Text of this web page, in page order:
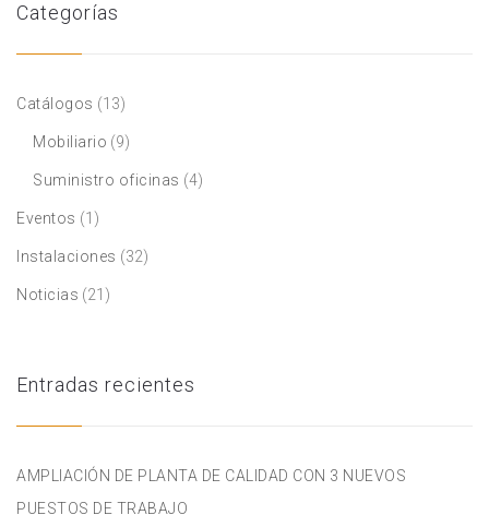
Categorías
Catálogos (13)
Mobiliario (9)
Suministro oficinas (4)
Eventos (1)
Instalaciones (32)
Noticias (21)
Entradas recientes
AMPLIACIÓN DE PLANTA DE CALIDAD CON 3 NUEVOS
PUESTOS DE TRABAJO